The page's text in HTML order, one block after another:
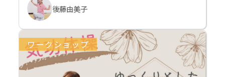
後藤由美子
ワークショップ